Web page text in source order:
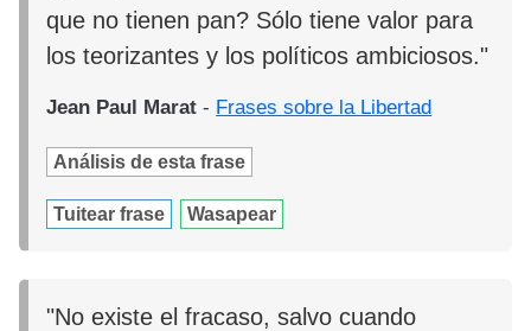
que no tienen pan? Sólo tiene valor para
los teorizantes y los políticos ambiciosos."
Jean Paul Marat - Frases sobre la Libertad
Análisis de esta frase
Tuitear frase Wasapear
"No existe el fracaso, salvo cuando